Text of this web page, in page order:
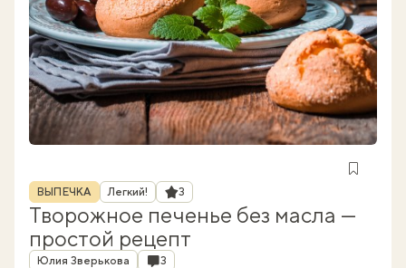
Рубрика
ВЫПЕЧКА Легкий! Рейтинг
3
Творожное печенье без масла —
простой рецепт
Автор
Юлия Зверькова Комментарии
3